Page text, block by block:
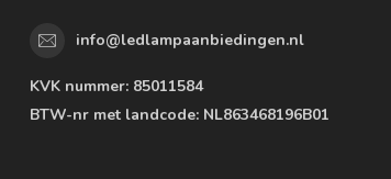
info@ledlampaanbiedingen.nl
KVK nummer: 85011584
BTW-nr met landcode: NL863468196B01